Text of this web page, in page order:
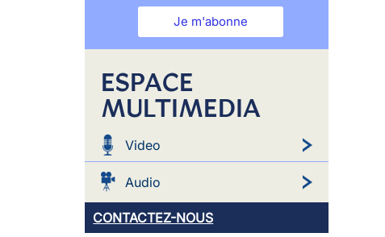
Je m'abonne
ESPACE
MULTIMEDIA
Video
Audio
CONTACTEZ-NOUS